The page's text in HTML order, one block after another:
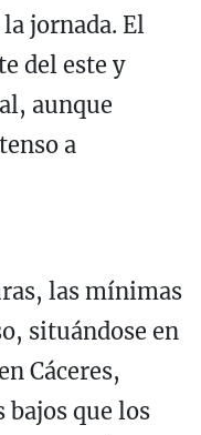
jornada. El
del este y
aunque
a
las mínimas
situándose en
Cáceres,
bajos que los